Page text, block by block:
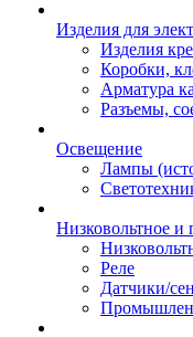
Изделия для
Изделия
Коробки,
Арматура
Разъемы,
Освещение
Лампы
Низковольтное и
Реле
Датчики/